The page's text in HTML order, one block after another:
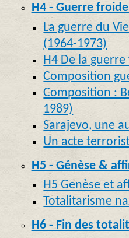
H4 - Guerre
La guerre du
(1964-1973)
H4 De la
Composition
Composition :
1989)
Sarajevo, une
Un acte
H5 - Génèse &
H5 Genèse et
Totalitarisme
H6 - Fin des